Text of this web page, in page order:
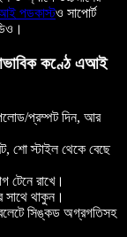
পডকাস্টও সাপোর্ট
কণ্ঠে এআই
প্রম্পট দিন, আর
শো স্টাইল থেকে বেছে
টেনে রাখে।
থাকুন।
সিঙ্কড অগ্রগতিসহ